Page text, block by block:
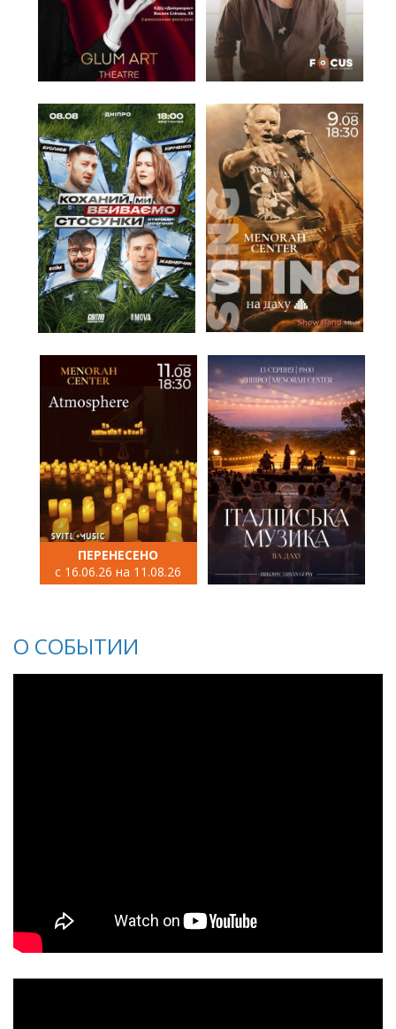
ПЕРЕНЕСЕНО
с 16.06.26 на 11.08.26
О СОБЫТИИ